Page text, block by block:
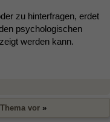
zu hinterfragen, erdet
psychologischen
werden kann.
vor »